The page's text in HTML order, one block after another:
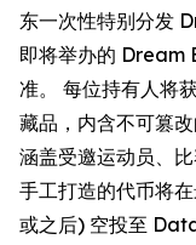
东一次性特别分发
即将举办的 Dream
准。 每位持有人将
藏品，内含不可篡
涵盖受邀运动员、
手工打造的代币将
或之后) 空投至